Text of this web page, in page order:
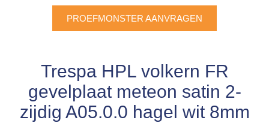
Blokhut opbouwservice
Gevelbekleding NORDHIIL® fijn diep zwart hout voor
prachtige gevels!
Gevelbekleding Fazawood
Gevelbekleding Woodritch
houtlamelparket
fineerparket
Ondervloeren/toebehoren voor SPC vinyl vloeren
Luxe massief houten wandbekleding
PROEFMONSTER AANVRAGEN
Trespa HPL volkern FR
gevelplaat meteon satin 2-
zijdig A05.0.0 hagel wit 8mm